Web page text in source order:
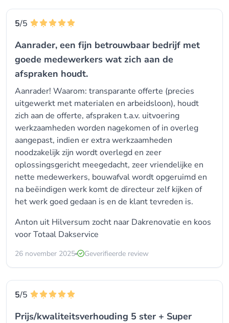
5/5
Aanrader, een fijn betrouwbaar bedrijf met
goede medewerkers wat zich aan de
afspraken houdt.
Aanrader! Waarom: transparante offerte (precies
uitgewerkt met materialen en arbeidsloon), houdt
zich aan de offerte, afspraken t.a.v. uitvoering
werkzaamheden worden nagekomen of in overleg
aangepast, indien er extra werkzaamheden
noodzakelijk zijn wordt overlegd en zeer
oplossingsgericht meegedacht, zeer vriendelijke en
nette medewerkers, bouwafval wordt opgeruimd en
na beëindigen werk komt de directeur zelf kijken of
het werk goed gedaan is en de klant tevreden is.
Anton uit Hilversum zocht naar Dakrenovatie en koos
voorTotaal Dakservice
26 november 2025 Geverifieerde review
5/5
Prijs/kwaliteitsverhouding 5 ster + Super